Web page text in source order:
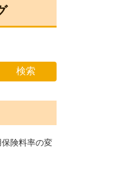
検索
保険料率の変